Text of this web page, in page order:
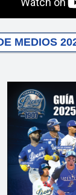
MEDIOS